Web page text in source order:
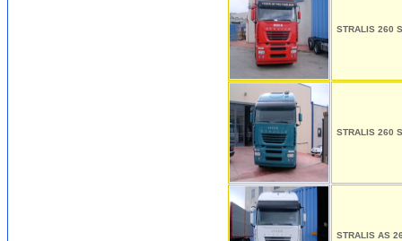
STRALIS 260
STRALIS 260
STRALIS AS